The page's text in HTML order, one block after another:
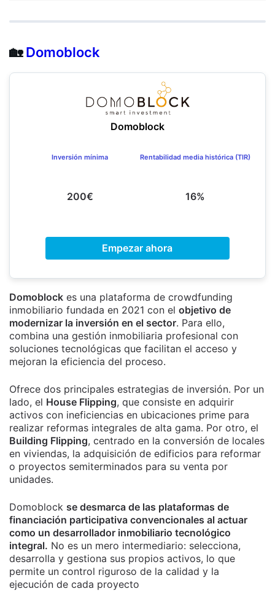
🏡Domoblock
Domoblock
Inversión mínima
200€
Rentabilidad media histórica (TIR)
16%
Empezar ahora
Domoblock es una plataforma de crowdfunding
inmobiliario fundada en 2021 con el objetivo de
modernizar la inversión en el sector. Para ello,
combina una gestión inmobiliaria profesional con
soluciones tecnológicas que facilitan el acceso y
mejoran la eficiencia del proceso.
Ofrece dos principales estrategias de inversión. Por un
lado, el House Flipping, que consiste en adquirir
activos con ineficiencias en ubicaciones prime para
realizar reformas integrales de alta gama. Por otro, el
Building Flipping, centrado en la conversión de locales
en viviendas, la adquisición de edificios para reformar
o proyectos semiterminados para su venta por
unidades.
Domoblock se desmarca de las plataformas de
financiación participativa convencionales al actuar
como un desarrollador inmobiliario tecnológico
integral. No es un mero intermediario: selecciona,
desarrolla y gestiona sus propios activos, lo que
permite un control riguroso de la calidad y la
ejecución de cada proyecto